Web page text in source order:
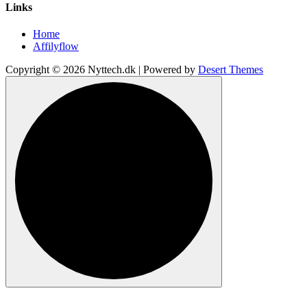
Links
Home
Affilyflow
Copyright © 2026 Nyttech.dk | Powered by Desert Themes